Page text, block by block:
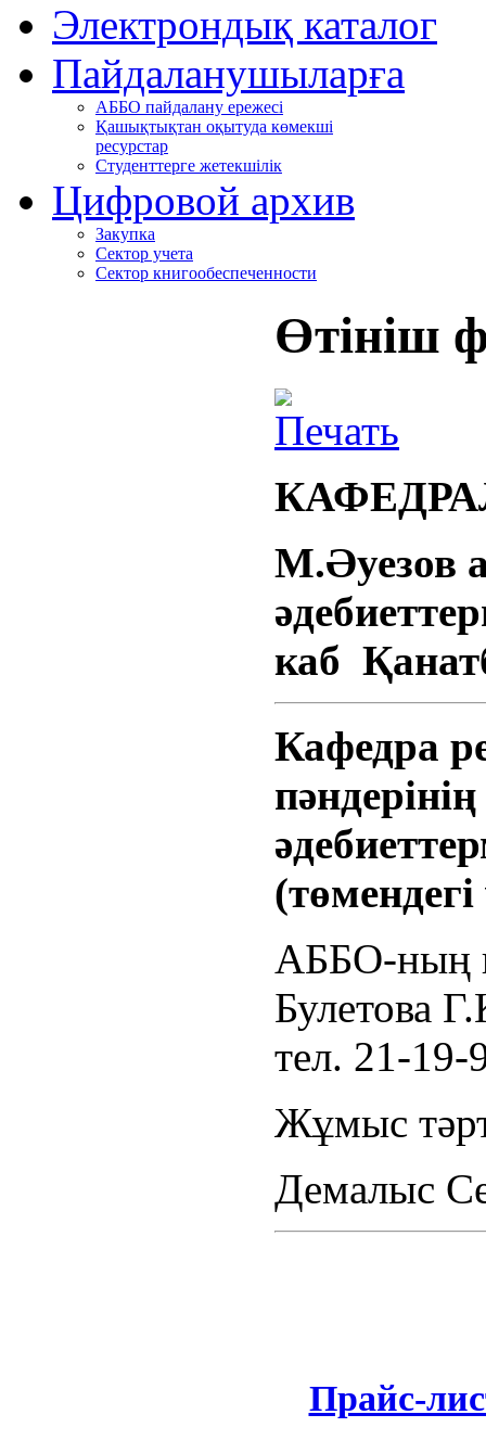
Электрондық каталог
Пайдаланушыларға
АББО пайдалану ережесі
Қашықтықтан оқытуда көмекші
ресурстар
Студенттерге жетекшілік
Цифровой архив
Закупка
Сектор учета
Сектор книгообеспеченности
Өтініш
М.Әуезов
каб
Кафедра
АББО-ның
Булетова
тел. 21-
Жұмыс
Демалыс
Прайс-